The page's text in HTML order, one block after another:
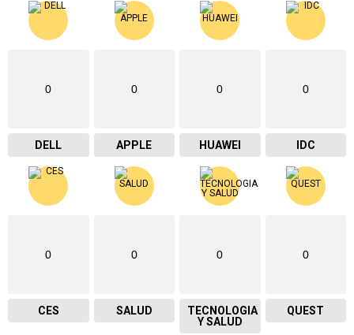
0
DELL
0
APPLE
0
HUAWEI
0
IDC
0
CES
0
SALUD
0
TECNOLOGIA
Y SALUD
0
QUEST